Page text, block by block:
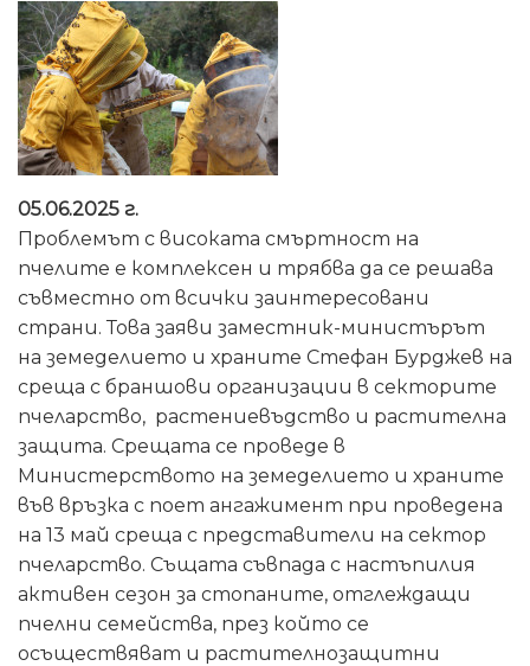
05.06.2025 г.
Проблемът с високата смъртност на
пчелите е комплексен и трябва да се решава
съвместно от всички заинтересовани
страни. Това заяви заместник-министърът
на земеделието и храните Стефан Бурджев на
среща с браншови организации в секторите
пчеларство, растениевъдство и растителна
защита. Срещата се проведе в
Министерството на земеделието и храните
във връзка с поет ангажимент при проведена
на 13 май среща с представители на сектор
пчеларство. Същата съвпада с настъпилия
активен сезон за стопаните, отглеждащи
пчелни семейства, прeз който се
осъществяват и растителнозащитни